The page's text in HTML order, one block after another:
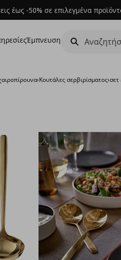
έως -50% σε επιλεγμένα
Έμπνευση
›Κουτάλες σερβιρίσματος›σετ